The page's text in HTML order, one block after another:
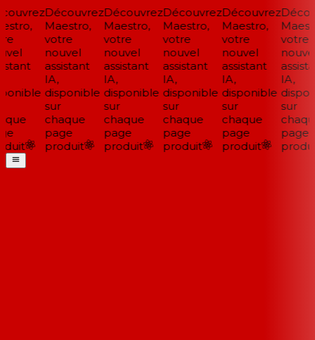
Découvrez
Maestro,
votre
nouvel
assistant
IA,
disponible
sur
chaque
page
produit
Découvrez
Maestro,
votre
nouvel
assistant
IA,
disponible
sur
chaque
page
produit
Découvrez
Maestro,
votre
nouvel
assistant
IA,
disponible
sur
chaque
page
produit
Découvrez
Maestro,
votre
nouvel
assistant
IA,
disponible
sur
chaque
page
produit
votre
nouvel
IA,
sur
page
produit